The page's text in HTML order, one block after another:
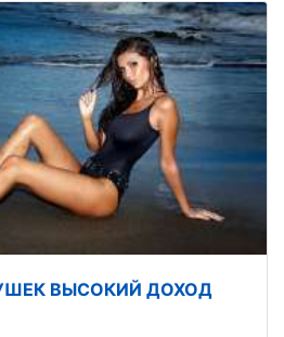
ВЫСОКИЙ ДОХОД